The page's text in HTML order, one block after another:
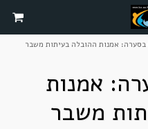
בסערה: אמנות ההובלה בעיתות משבר
אמנות
משבר